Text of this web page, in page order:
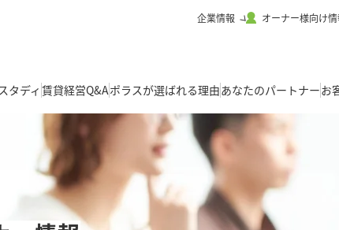
企業情報 オーナー様向け
タディ 賃貸経営Q&Aポラスが選ばれる理由あなたのパートナーお